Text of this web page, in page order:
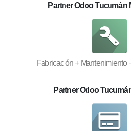
Partner Odoo Tucumán
Fabricación + Mantenimiento
Partner Odoo